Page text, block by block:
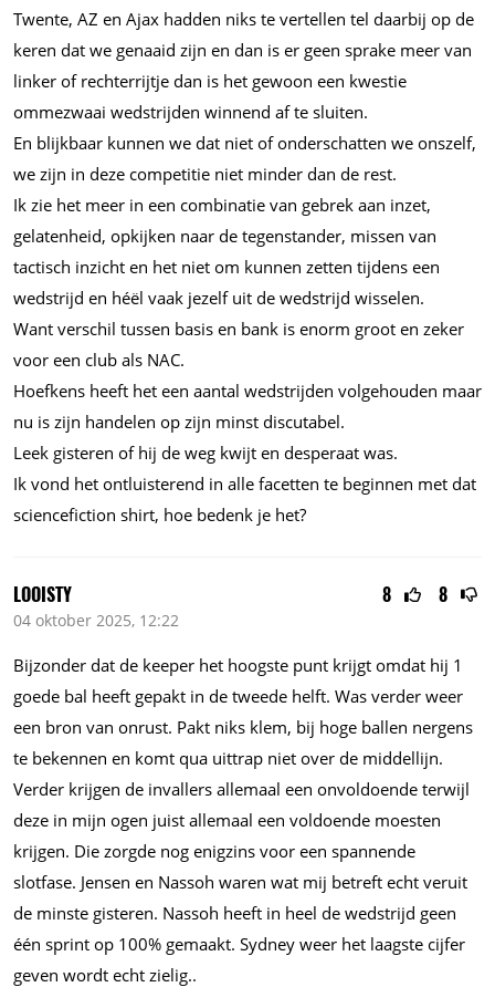
Twente, AZ en Ajax hadden niks te vertellen tel daarbij op de
keren dat we genaaid zijn en dan is er geen sprake meer van
linker of rechterrijtje dan is het gewoon een kwestie
ommezwaai wedstrijden winnend af te sluiten.
En blijkbaar kunnen we dat niet of onderschatten we onszelf,
we zijn in deze competitie niet minder dan de rest.
Ik zie het meer in een combinatie van gebrek aan inzet,
gelatenheid, opkijken naar de tegenstander, missen van
tactisch inzicht en het niet om kunnen zetten tijdens een
wedstrijd en héël vaak jezelf uit de wedstrijd wisselen.
Want verschil tussen basis en bank is enorm groot en zeker
voor een club als NAC.
Hoefkens heeft het een aantal wedstrijden volgehouden maar
nu is zijn handelen op zijn minst discutabel.
Leek gisteren of hij de weg kwijt en desperaat was.
Ik vond het ontluisterend in alle facetten te beginnen met dat
sciencefiction shirt, hoe bedenk je het?
8 8
LOOISTY
04 oktober 2025, 12:22
Bijzonder dat de keeper het hoogste punt krijgt omdat hij 1
goede bal heeft gepakt in de tweede helft. Was verder weer
een bron van onrust. Pakt niks klem, bij hoge ballen nergens
te bekennen en komt qua uittrap niet over de middellijn.
Verder krijgen de invallers allemaal een onvoldoende terwijl
deze in mijn ogen juist allemaal een voldoende moesten
krijgen. Die zorgde nog enigzins voor een spannende
slotfase. Jensen en Nassoh waren wat mij betreft echt veruit
de minste gisteren. Nassoh heeft in heel de wedstrijd geen
één sprint op 100% gemaakt. Sydney weer het laagste cijfer
geven wordt echt zielig..